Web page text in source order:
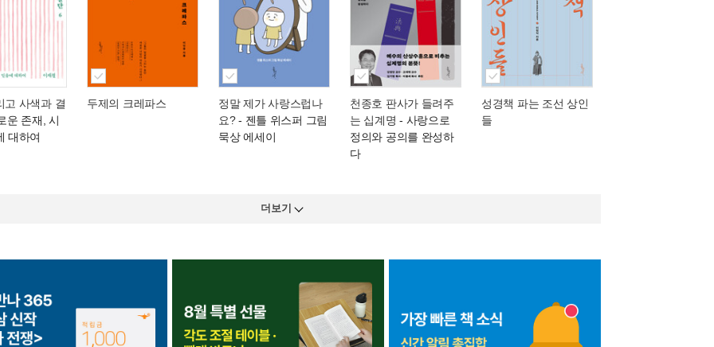
고 사색과 결
운 존재, 시
대하여
두제의 크레파스
정말 제가 사랑스럽나
요?- 젠틀 위스퍼 그림
묵상 에세이
천종호 판사가 들려주
는 십계명 - 사랑으로
정의와 공의를 완성하
다
성경책 파는 조선 상인
들
더보기